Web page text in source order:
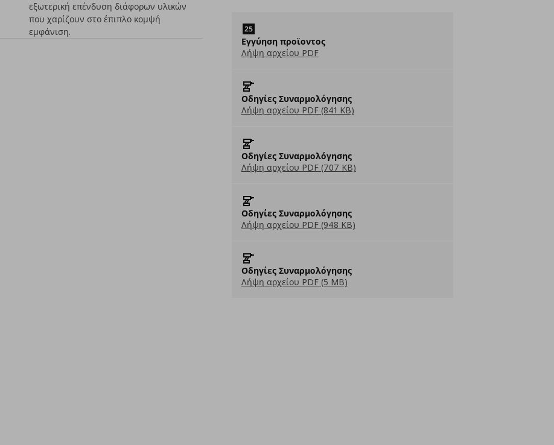
Εγγύηση προϊοντος
Λήψη αρχείου PDF
Οδηγίες Συναρμολόγησης
Λήψη αρχείου PDF (841 KB)
Οδηγίες Συναρμολόγησης
Λήψη αρχείου PDF (707 KB)
Οδηγίες Συναρμολόγησης
Λήψη αρχείου PDF (948 KB)
Οδηγίες Συναρμολόγησης
Λήψη αρχείου PDF (5 MB)
εξωτερική επένδυση διάφορων υλικών
που χαρίζουν στο έπιπλο κομψή
εμφάνιση.